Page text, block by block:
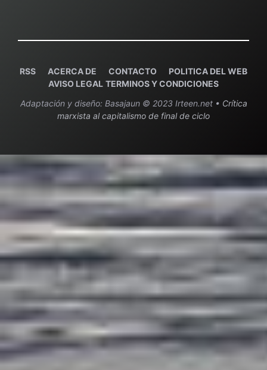
RSS ACERCA DE CONTACTO
POLITICA DEL WEB
AVISO LEGAL TERMINOS Y CONDICIONES
Adaptación y diseño: Basajaun © 2023 Irteen.net • Crítica
marxista al capitalismo de final de ciclo